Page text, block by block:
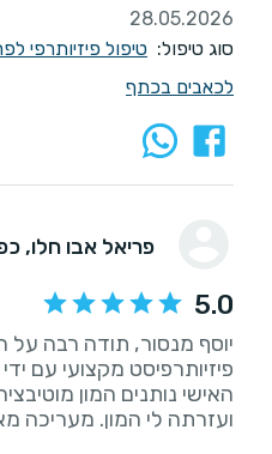
28.05.2026
סוג טיפול: טיפול פיזיותרפי
לכאבים בכתף
פריאל אבו חלו,
5.0
יוסף מנסור, תודה רבה על
פיזיותרפיסט מקצועי עם
האישי נותנים המון